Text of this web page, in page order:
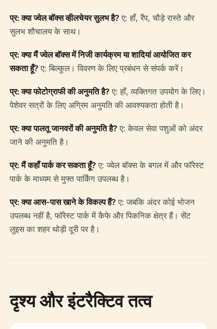
प्र: क्या ज्वेल बॉक्स व्हीलचेयर सुलभ है? ए: हाँ, रैंप, चौड़े रास्ते और
सुलभ शौचालय के साथ।
प्र: क्या मैं ज्वेल बॉक्स में निजी कार्यक्रम या शादियां आयोजित कर
सकता हूँ? ए: बिल्कुल। विवरण के लिए प्रबंधन से संपर्क करें।
प्र: क्या फोटोग्राफी की अनुमति है? ए: हाँ, व्यक्तिगत उपयोग के लिए।
पेशेवर सत्रों के लिए अग्रिम अनुमति की आवश्यकता होती है।
प्र: क्या पालतू जानवरों की अनुमति है? ए: केवल सेवा पशुओं को अंदर
जाने की अनुमति है।
प्र: मैं कहाँ पार्क कर सकता हूँ? ए: ज्वेल बॉक्स के बगल में और फॉरेस्ट
पार्क के माध्यम से मुफ्त पार्किंग उपलब्ध है।
प्र: क्या आस-पास खाने के विकल्प हैं? ए: जबकि अंदर कोई भोजन
उपलब्ध नहीं है, फॉरेस्ट पार्क में कैफे और पिकनिक क्षेत्र हैं। सेंट
लुइस का शहर थोड़ी दूरी पर है।
दृश्य और इंटरैक्टिव तत्व